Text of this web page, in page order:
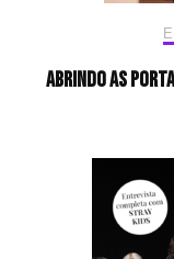
Abrindo as